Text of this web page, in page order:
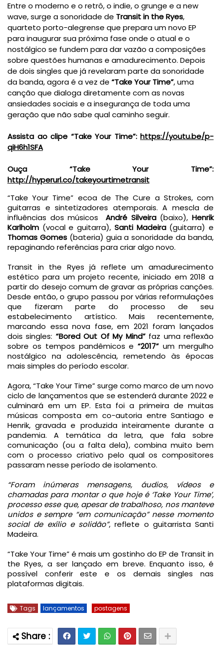
Entre o moderno e o retrô, o indie, o grunge e a new
wave, surge a sonoridade de Transit in the Ryes,
quarteto porto-alegrense que prepara um novo EP
para inaugurar sua próxima fase onde o atual e o
nostálgico se fundem para dar vazão a composições
sobre questões humanas e amadurecimento. Depois
de dois singles que já revelaram parte da sonoridade
da banda, agora é a vez de “Take Your Time”, uma
canção que dialoga diretamente com as novas
ansiedades sociais e a insegurança de toda uma
geração que não sabe qual caminho seguir.
Assista ao clipe “Take Your Time”: https://youtu.be/p-
qiH6h1SFA
http://hyperurl.co/takeyourtimetransit
“Take Your Time” ecoa de The Cure a Strokes, com
guitarras e sintetizadores atemporais. A mescla de
influências dos músicos André Silveira (baixo), Henrik
Karlholm (vocal e guitarra), Santi Madeira
Thomas Gomes (bateria) guia a sonoridade da banda,
Transit in the Ryes já reflete um amadurecimento
estético para um projeto recente, iniciado em 2018 a
partir do desejo comum de gravar as próprias canções.
Desde então, o grupo passou por várias reformulações
que fizeram parte do processo de seu
estabelecimento artístico. Mais recentemente,
marcando essa nova fase, em 2021 foram lançados
dois singles: “Bored Out Of My Mind” faz uma reflexão
sobre os tempos pandêmicos e “2017” um mergulho
nostálgico na adolescência, remetendo às épocas
Agora, “Take Your Time” surge como marco de um novo
ciclo de lançamentos que se estenderá durante 2022 e
culminará em um EP. Esta foi a primeira de muitas
músicas composta em co-autoria entre Santiago e
Henrik, gravada e produzida inteiramente durante a
pandemia. A temática da letra, que fala sobre
comunicação (ou a falta dela), combina muito bem
com o processo criativo pelo qual os compositores
passaram nesse período de isolamento.
“Foram inúmeras mensagens, áudios, vídeos e
chamadas para montar o que hoje é ‘Take Your Time’,
processo esse que, apesar de trabalhoso, nos manteve
unidos e sempre “em comunicação” nesse momento
social de exílio e solidão”, reflete o guitarrista Santi
“Take Your Time” é mais um gostinho do EP de Transit in
the Ryes, a ser lançado em breve. Enquanto isso, é
possível conferir este e os demais singles nas
plataformas digitais.
Tags lançamentos postagens